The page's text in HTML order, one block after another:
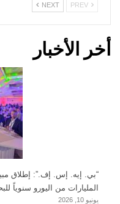
NEXT
أخر الأخبار
“بي. إيه. إس. إف.”: إطلاق
المليارات من اليورو سنوياً
يونيو 10, 2026